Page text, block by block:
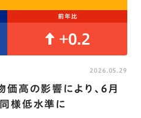
前年比
+0.2
高の影響により、6月
様低水準に
2026.05.29